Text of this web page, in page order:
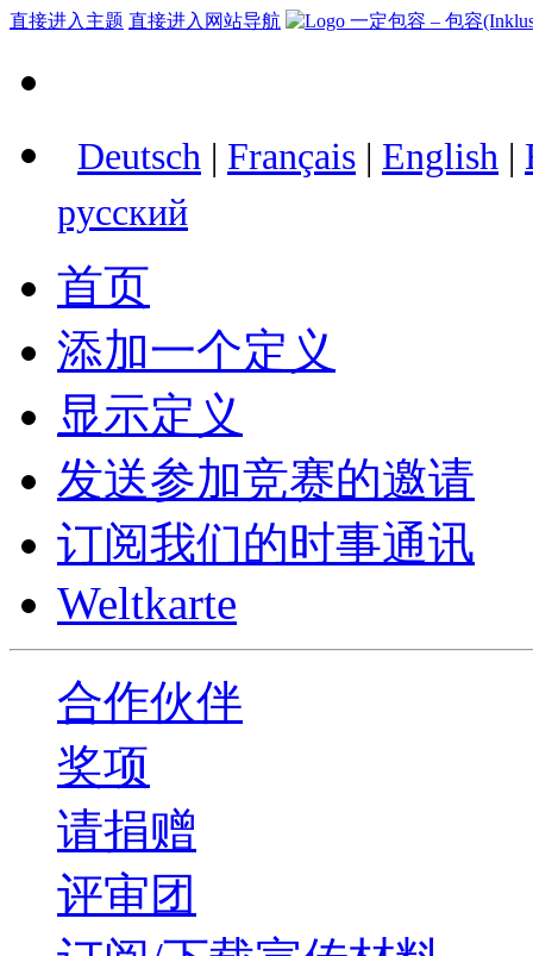
直接进入主题 直接进入网站导航
Deutsch | Français | English |
русский
首页
添加一个定义
显示定义
发送参加竞赛的邀请
订阅我们的时事通讯
Weltkarte
合作伙伴
奖项
请捐赠
评审团